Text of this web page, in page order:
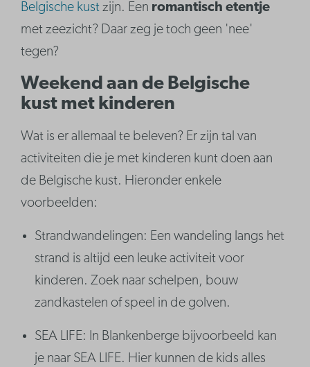
Belgische kust zijn. Een romantisch etentje
met zeezicht? Daar zeg je toch geen 'nee'
tegen?
Weekend aan de Belgische
kust met kinderen
Wat is er allemaal te beleven? Er zijn tal van
activiteiten die je met kinderen kunt doen aan
de Belgische kust. Hieronder enkele
voorbeelden:
Strandwandelingen: Een wandeling langs het
strand is altijd een leuke activiteit voor
kinderen. Zoek naar schelpen, bouw
zandkastelen of speel in de golven.
SEA LIFE: In Blankenberge bijvoorbeeld kan
je naar SEA LIFE. Hier kunnen de kids alles